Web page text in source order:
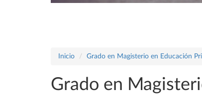
Inicio Grado en Magisterio en Educación
Grado en